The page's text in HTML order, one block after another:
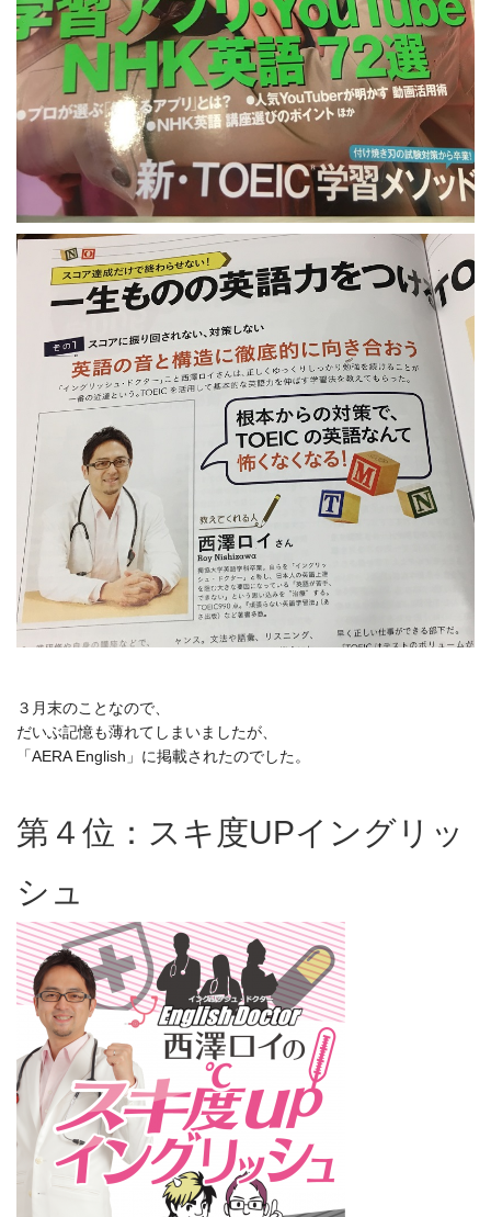
３月末のことなので、
だいぶ記憶も薄れてしまいましたが、
「AERA English」に掲載されたのでした。
第４位：スキ度UPイングリッ
シュ